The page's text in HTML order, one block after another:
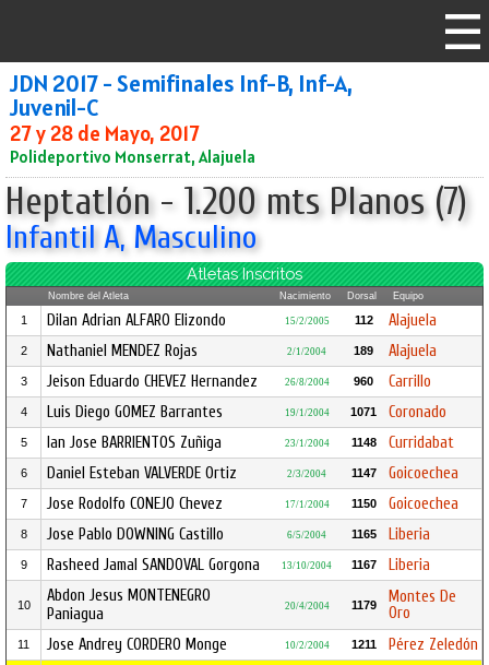
JDN 2017 - Semifinales Inf-B, Inf-A,
Juvenil-C
27 y 28 de Mayo, 2017
Polideportivo Monserrat, Alajuela
Heptatlón - 1.200 mts Planos (7)
Infantil A, Masculino
Atletas Inscritos
Nombre del Atleta Nacimiento Dorsal Equipo
1 Dilan Adrian ALFARO Elizondo 15/2/2005 112 Alajuela
2 Nathaniel MENDEZ Rojas 2/1/2004 189 Alajuela
3 Jeison Eduardo CHEVEZ Hernandez 26/8/2004 960 Carrillo
4 Luis Diego GOMEZ Barrantes 19/1/2004 1071 Coronado
5 Ian Jose BARRIENTOS Zuñiga 23/1/2004 1148 Curridabat
6 Daniel Esteban VALVERDE Ortiz 2/3/2004 1147 Goicoechea
7 Jose Rodolfo CONEJO Chevez 17/1/2004 1150 Goicoechea
8 Jose Pablo DOWNING Castillo 6/5/2004 1165 Liberia
9 Rasheed Jamal SANDOVAL Gorgona 13/10/2004 1167 Liberia
10
Abdon Jesus MONTENEGRO
Paniagua
20/4/2004 1179
Montes De
Oro
11 Jose Andrey CORDERO Monge 10/2/2004 1211 Pérez Zeledón